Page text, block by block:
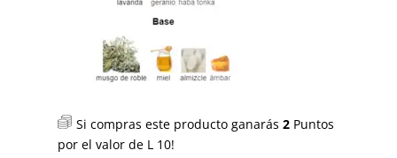
Si compras este producto ganarás 2Puntos
por el valor de L10!